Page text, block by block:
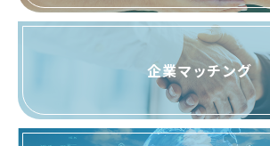
企業マッチング